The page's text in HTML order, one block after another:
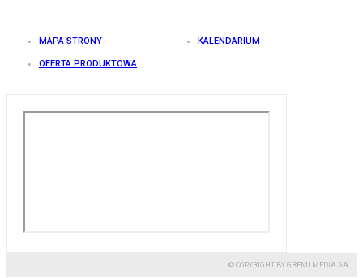
MAPA STRONY KALENDARIUM
OFERTA PRODUKTOWA
© COPYRIGHT BY GREMI MEDIA SA